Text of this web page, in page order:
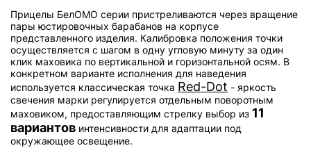
Прицелы БелОМО серии пристреливаются через вращение
пары юстировочных барабанов на корпусе
представленного изделия. Калибровка положения точки
осуществляется с шагом в одну угловую минуту за один
клик маховика по вертикальной и горизонтальной осям. В
конкретном варианте исполнения для наведения
используется классическая точка Red-Dot - яркость
свечения марки регулируется отдельным поворотным
маховиком, предоставляющим стрелку выбор из 11
вариантов интенсивности для адаптации под
окружающее освещение.